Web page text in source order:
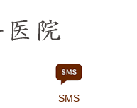
SMS